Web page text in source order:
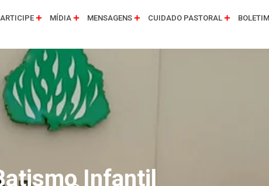
MÍDIA MENSAGENS CUIDADO PASTORAL BOLETIM
Infantil